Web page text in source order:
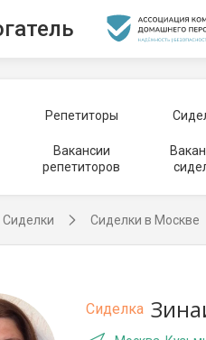
Репетиторы
Вакансии
репетиторов
Сиделки Сиделки в Москве
Сиделка